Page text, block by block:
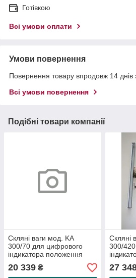
Готівкою
Всі умови оплати
Умови повернення
Повернення товару впродовж 14 днів
Всі умови повернення
Подібні товари компанії
Скляні ваги мод. KA
300/70 для цифрового
індикатора положення
SINOIP53Travel 70 мм
Монтажна довжина 176
20 339 ₴
Скляні
300/
27